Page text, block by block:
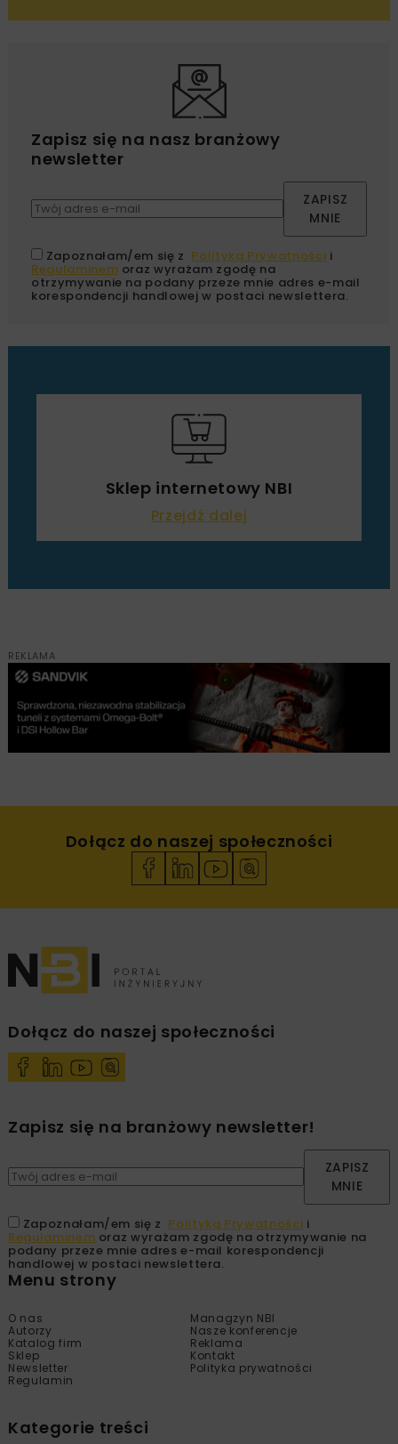
Zapisz się na nasz branżowy
newsletter
ZAPISZ
MNIE
Zapoznałam/em się z Polityką Prywatności i
Regulaminem oraz wyrażam zgodę na
otrzymywanie na podany przeze mnie adres e-mail
korespondencji handlowej w postaci newslettera.
Sklep internetowy NBI
Przejdź dalej
REKLAMA
Dołącz do naszej społeczności
Dołącz do naszej społeczności
Zapisz się na branżowy newsletter!
ZAPISZ
MNIE
Zapoznałam/em się z Polityką Prywatności i
Regulaminem oraz wyrażam zgodę na otrzymywanie na
podany przeze mnie adres e-mail korespondencji
handlowej w postaci newslettera.
Menu strony
O nas
Managzyn NBI
Autorzy
Nasze konferencje
Katalog firm
Reklama
Sklep
Kontakt
Newsletter
Polityka prywatności
Regulamin
Kategorie treści